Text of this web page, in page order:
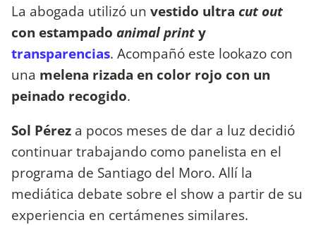
La abogada utilizó un vestido ultra cut out
con estampado animal printy
transparencias. Acompañó este lookazo con
una melena rizada en color rojo con un
peinado recogido.
Sol Pérez a pocos meses de dar a luz decidió
continuar trabajando como panelista en el
programa de Santiago del Moro. Allí la
mediática debate sobre el show a partir de su
experiencia en certámenes similares.